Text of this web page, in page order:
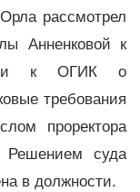
рассмотрел
Анненковой к
и к ОГИК о
требования
проректора
Решением суда
в должности.